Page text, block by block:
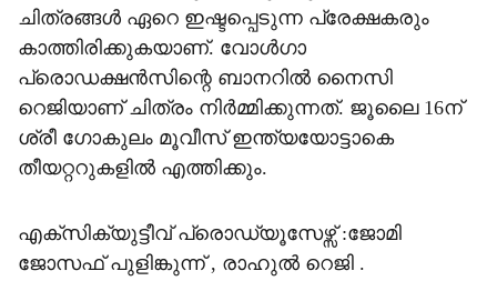
ചിത്രങ്ങൾ ഏറെ ഇഷ്ടപ്പെടുന്ന പ്രേക്ഷകരും
കാത്തിരിക്കുകയാണ്. വോൾഗാ
പ്രൊഡക്ഷൻസിന്റെ ബാനറിൽ നൈസി
റെജിയാണ് ചിത്രം നിർമ്മിക്കുന്നത്. ജൂലൈ 16ന്
ശ്രീ ഗോകുലം മൂവീസ് ഇന്ത്യയോട്ടാകെ
തീയറ്ററുകളിൽ എത്തിക്കും.
എക്സിക്യുട്ടീവ് പ്രൊഡ്യൂസേഴ്സ് :ജോമി
ജോസഫ് പുളിങ്കുന്ന് , രാഹുൽ റെജി .